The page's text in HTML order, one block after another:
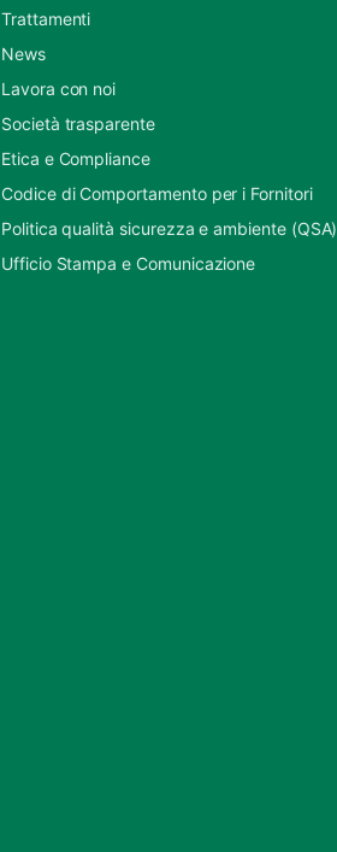
Trattamenti
News
Lavora con noi
Società trasparente
Etica e Compliance
Codice di Comportamento per i Fornitori
Politica qualità sicurezza e ambiente (QSA)
Ufficio Stampa e Comunicazione